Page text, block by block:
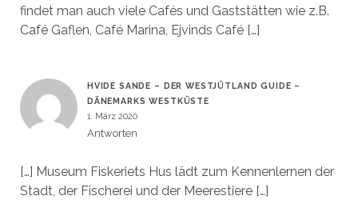
findet man auch viele Cafés und Gaststätten wie z.B.
Café Gaflen, Café Marina, Ejvinds Café […]
HVIDE SANDE – DER WESTJÜTLAND GUIDE –
DÄNEMARKS WESTKÜSTE
1. März 2020
Antworten
[…] Museum Fiskeriets Hus lädt zum Kennenlernen der
Stadt, der Fischerei und der Meerestiere […]